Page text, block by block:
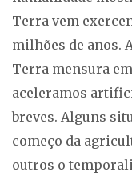
Terra vem
milhões de anos.
Terra mensura
aceleramos
breves. Alguns
começo da
outros o